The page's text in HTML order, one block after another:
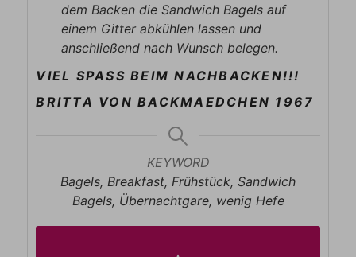
dem Backen die Sandwich Bagels auf
einem Gitter abkühlen lassen und
anschließend nach Wunsch belegen.
VIEL SPASS BEIM NACHBACKEN!!!
BRITTA VON BACKMAEDCHEN 1967
KEYWORD
Bagels, Breakfast, Frühstück, Sandwich
Bagels, Übernachtgare, wenig Hefe